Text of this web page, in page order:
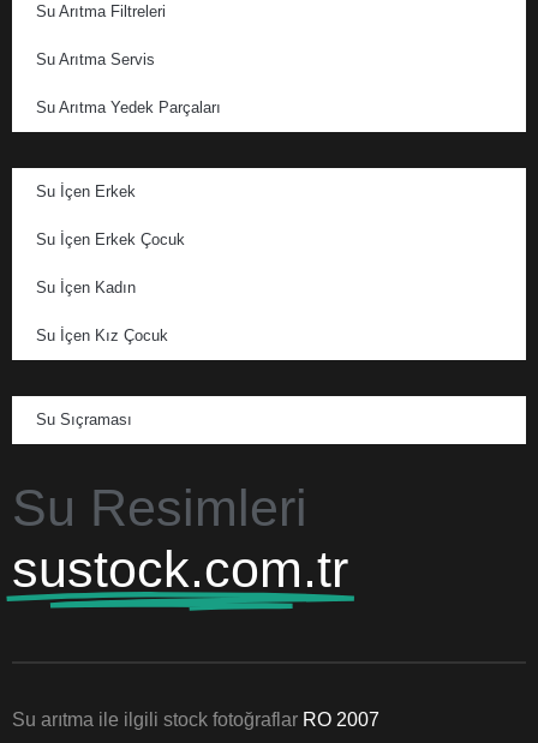
Su Arıtma Filtreleri
Su Arıtma Servis
Su Arıtma Yedek Parçaları
Su İçen Erkek
Su İçen Erkek Çocuk
Su İçen Kadın
Su İçen Kız Çocuk
Su Sıçraması
Su Resimleri
sustock.com.tr
Su arıtma ile ilgili stock fotoğraflar RO 2007